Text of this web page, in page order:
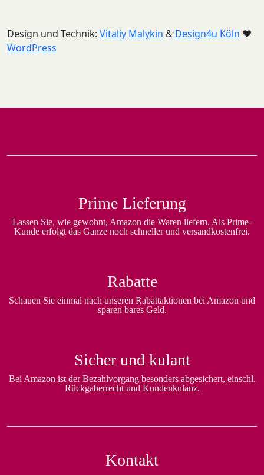
Design und Technik: Vitaliy Malykin & Design4u Köln ♥
WordPress
Prime Lieferung
Lassen Sie, wie gewohnt, Amazon die Waren liefern. Als Prime-
Kunde erfolgt das Ganze noch schneller und versandkostenfrei.
Rabatte
Schauen Sie einmal nach unseren Rabattaktionen bei Amazon und
sparen bares Geld.
Sicher und kulant
Bei Amazon ist der Bezahlvorgang besonders abgesichert, einschl.
Rückgaberrecht und Kundenkulanz.
Kontakt